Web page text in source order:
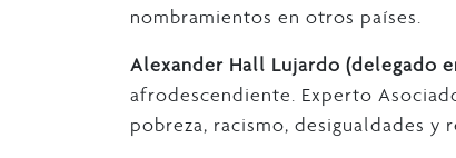
nombramientos en otros países.
Alexander Hall Lujardo (delegado
afrodescendiente. Experto
pobreza, racismo, desigualdades y